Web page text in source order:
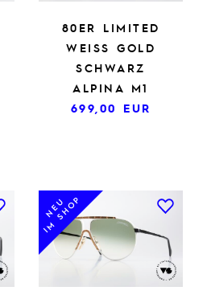
80ER LIMITED
WEISS GOLD
SCHWARZ
ALPINA M1
699,00 EUR
NEU
IM SHOP